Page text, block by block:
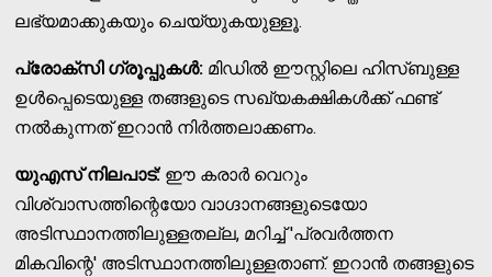
ലഭ്യമാക്കുകയും ചെയ്യുകയുള്ളൂ.
പ്രോക്‌സി ഗ്രൂപ്പുകള്‍: മിഡില്‍ ഈസ്റ്റിലെ ഹിസ്ബുള്ള
ഉള്‍പ്പെടെയുള്ള തങ്ങളുടെ സഖ്യകക്ഷികള്‍ക്ക് ഫണ്ട്
നല്‍കുന്നത് ഇറാന്‍ നിര്‍ത്തലാക്കണം.
യുഎസ് നിലപാട്: ഈ കരാര്‍ വെറും
വിശ്വാസത്തിന്റെയോ വാഗ്ദാനങ്ങളുടെയോ
അടിസ്ഥാനത്തിലുള്ളതല്ല, മറിച്ച് 'പ്രവര്‍ത്തന
മികവിന്റെ' അടിസ്ഥാനത്തിലുള്ളതാണ്. ഇറാന്‍ തങ്ങളുടെ